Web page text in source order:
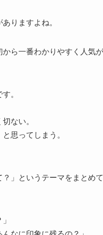
りますよね。
ら一番わかりやすく人気
。
ない。
思ってしまう。
」というテーマをまとめて